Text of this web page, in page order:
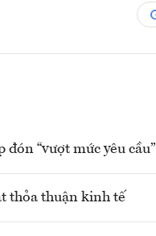
“vượt mức yêu cầu”
thỏa thuận kinh tế